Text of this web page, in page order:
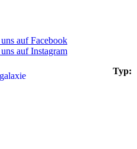
auf Facebook
auf Instagram
Typ: